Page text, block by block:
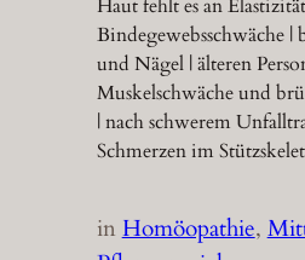
Haut fehlt es an
Bindegewebsschwäche |
und Nägel | älteren
Muskelschwäche und
| nach schwerem
Schmerzen im
inHomöopathie,